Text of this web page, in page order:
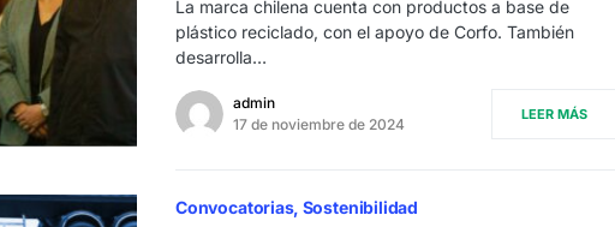
La marca chilena cuenta con productos a base de
plástico reciclado, con el apoyo de Corfo. También
desarrolla…
admin
17 de noviembre de 2024
LEER MÁS
Convocatorias Sostenibilidad